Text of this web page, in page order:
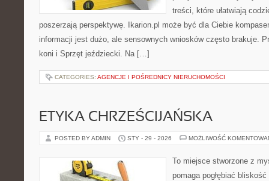
treści, które ułatwiają
poszerzają perspektywę. Ikarion.pl może być dla Ciebie
informacji jest dużo, ale sensownych wniosków często brakuje.
koni i Sprzęt jeździecki. Na […]
CATEGORIES: AGENCJE I POŚREDNICY NIERUCHOMOŚCI
ETYKA CHRZEŚCIJAŃSKA
POSTED BY ADMIN STY - 29 - 2026 MOŻLIWOŚĆ
To miejsce stworzone z
pomaga pogłębiać